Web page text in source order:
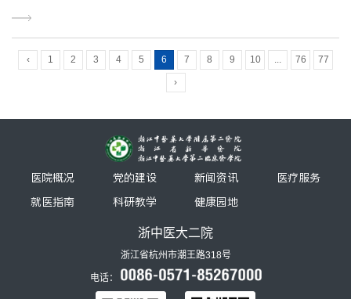
‹ 1 2 3 4 5 6 7 8 9 10 ... 76 77
›
医院概况 党的建设 新闻资讯
医疗服务
就医指南
科研教学 健康园地
浙中医大二院
浙江省杭州市潮王路318号
电话：